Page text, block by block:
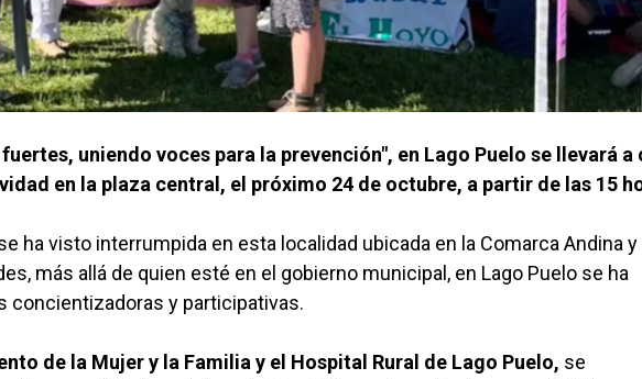
uniendo voces para la prevención", en Lago Puelo se llevará a
en la plaza central, el próximo 24 de octubre, a partir de las 15
ha visto interrumpida en esta localidad ubicada en la Comarca Andina
más allá de quien esté en el gobierno municipal, en Lago Puelo se ha
concientizadoras y participativas.
de la Mujer y la Familia y el Hospital Rural de Lago Puelo, se